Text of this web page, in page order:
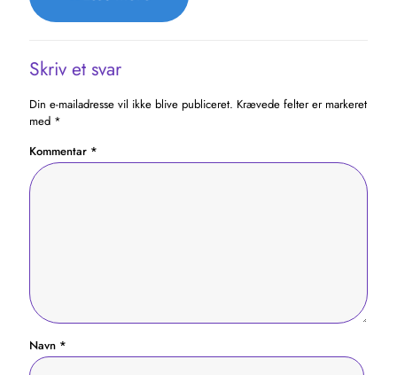
Skriv et svar
Din e-mailadresse vil ikke blive publiceret. Krævede felter er markeret
med *
Kommentar *
Navn *